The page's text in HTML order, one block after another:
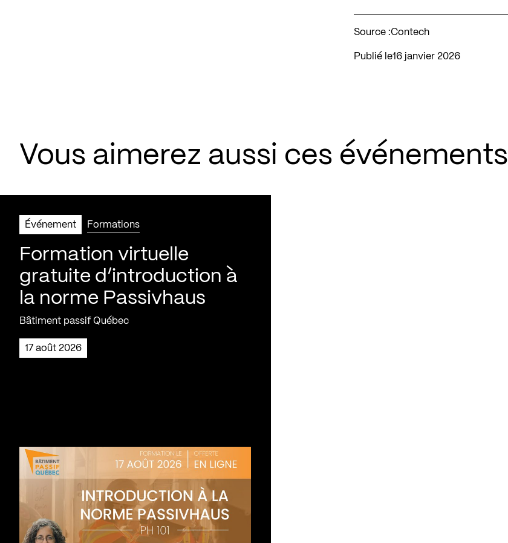
Source :Contech
Publié le 16 janvier 2026
Vous aimerez aussi ces événements
Événement Formations
Formation virtuelle
gratuite d’introduction à
la norme Passivhaus
Bâtiment passif Québec
17 août 2026